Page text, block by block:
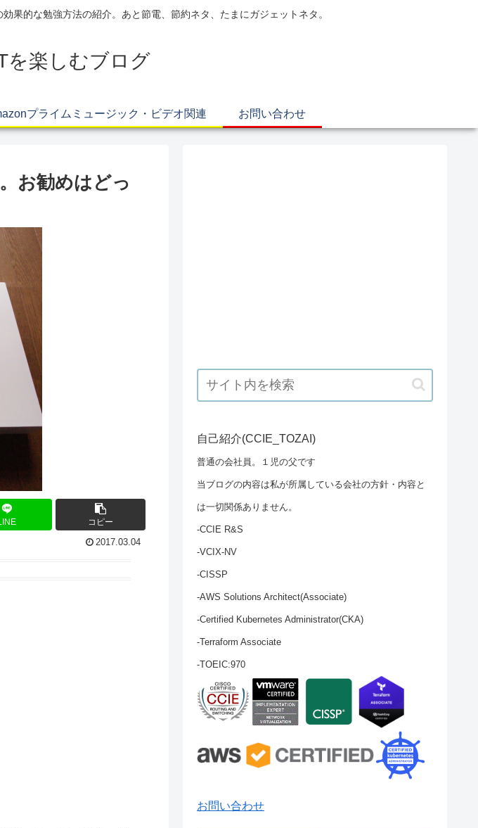
果的な勉強方法の紹介。あと節電、節約ネタ、たまにガジェットネタ。
を楽しむブログ
プライムミュージック・ビデオ関連 お問い合わせ
お勧めはどっ
コピー
2017.03.04
自己紹介(CCIE_TOZAI)
普通の会社員。１児の父です
当ブログの内容は私が所属している会社の方針・内容と
は一切関係ありません。
-CCIE R&S
-VCIX-NV
-CISSP
-AWS Solutions Architect(Associate)
-Certified Kubernetes Administrator(CKA)
-Terraform Associate
-TOEIC:970
お問い合わせ